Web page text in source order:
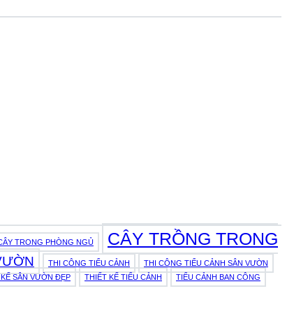
TRONG PHÒNG NGỦ
CÂY TRỒNG TRONG
THI CÔNG TIỂU CẢNH
THI CÔNG TIỂU CẢNH SÂN VƯỜN
SÂN VƯỜN ĐẸP THIẾT KẾ TIỂU CẢNH
TIỂU CẢNH BAN CÔNG